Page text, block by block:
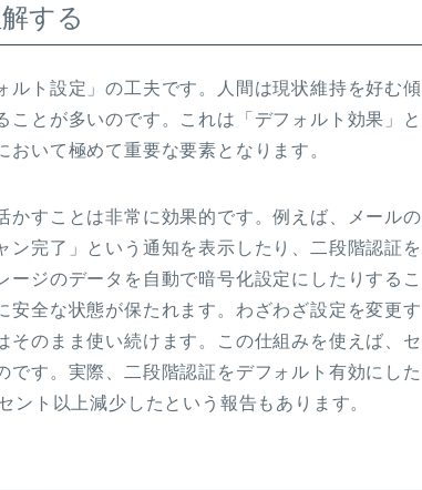
する
ルト設定」の工夫です。人間は現状維持を好む傾
とが多いのです。これは「デフォルト効果」と
いて極めて重要な要素となります。
かすことは非常に効果的です。例えば、メールの
完了」という通知を表示したり、二段階認証を
ジのデータを自動で暗号化設定にしたりするこ
安全な状態が保たれます。わざわざ設定を変更す
そのまま使い続けます。この仕組みを使えば、セ
です。実際、二段階認証をデフォルト有効にした
ト以上減少したという報告もあります。